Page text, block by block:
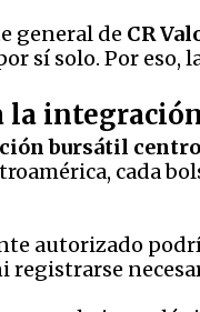
general de CR
sí solo. Por eso,
la
bursátil
cada
autorizado
registrarse